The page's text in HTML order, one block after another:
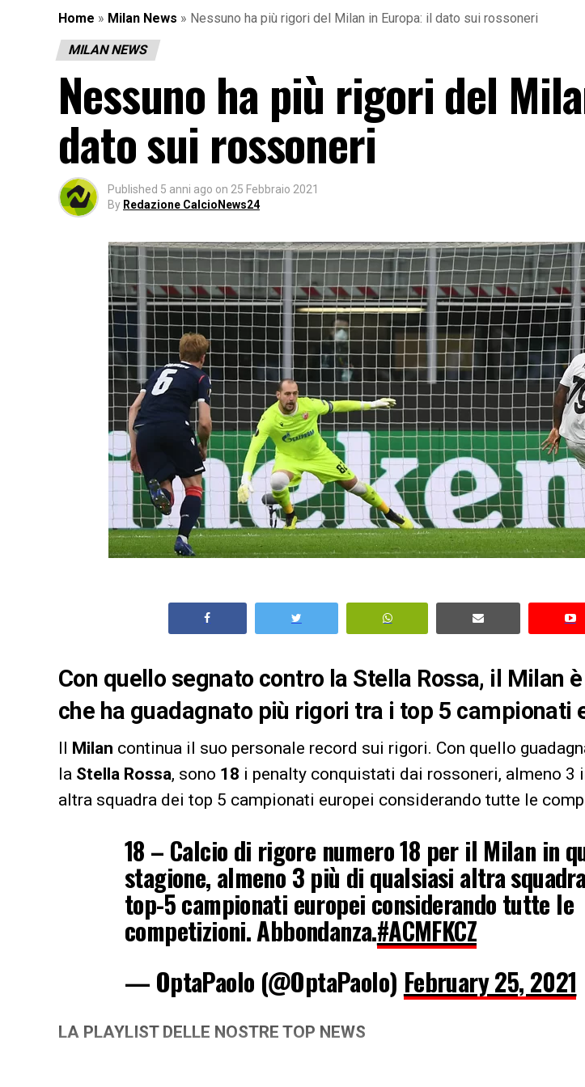
Home » Milan News » Nessuno ha più rigori del Milan in Europa: il dato sui rossoneri
MILAN NEWS
Nessuno ha più rigori del
dato sui rossoneri
Published 5 anni ago on 25 Febbraio 2021
By Redazione CalcioNews24
Con quello segnato contro la Stella Rossa, il Milan
che ha guadagnato più rigori tra i top 5 campionati
Il Milan continua il suo personale record sui rigori. Con quello
la Stella Rossa, sono 18 i penalty conquistati dai rossoneri, almeno 3
altra squadra dei top 5 campionati europei considerando tutte le
18 – Calcio di rigore numero 18 per il Milan in
stagione, almeno 3 più di qualsiasi altra
top-5 campionati europei considerando tutte le
competizioni. Abbondanza.#ACMFKCZ
— OptaPaolo (@OptaPaolo) February 25, 2021
LA PLAYLIST DELLE NOSTRE TOP NEWS